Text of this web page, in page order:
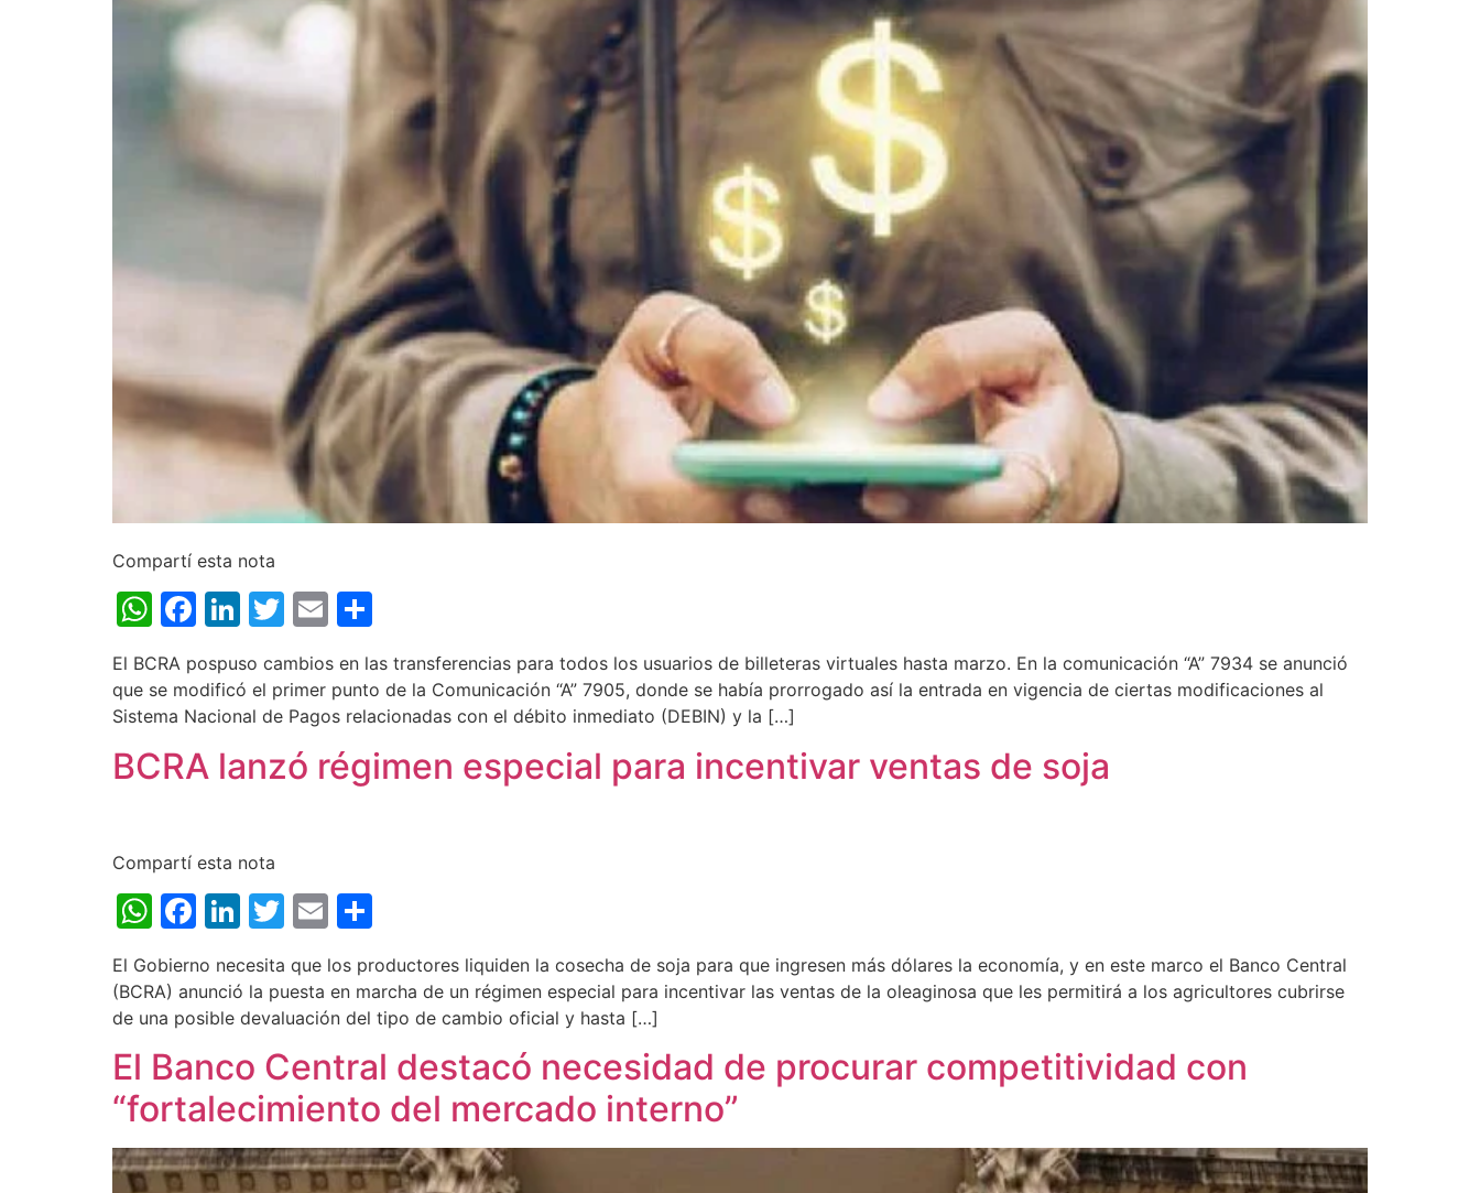
Compartí esta nota
WhatsApp
Facebook
LinkedIn
Twitter
Email
El BCRA pospuso cambios en las transferencias para todos los usuarios de billeteras virtuales hasta marzo. En la comunicación “A” 7934 se anunció
que se modificó el primer punto de la Comunicación “A” 7905, donde se había prorrogado así la entrada en vigencia de ciertas modificaciones al
Sistema Nacional de Pagos relacionadas con el débito inmediato (DEBIN) y la […]
BCRA lanzó régimen especial para incentivar ventas de soja
Compartí esta nota
WhatsApp
Facebook
LinkedIn
Twitter
Email
El Gobierno necesita que los productores liquiden la cosecha de soja para que ingresen más dólares la economía, y en este marco el Banco Central
(BCRA) anunció la puesta en marcha de un régimen especial para incentivar las ventas de la oleaginosa que les permitirá a los agricultores cubrirse
de una posible devaluación del tipo de cambio oficial y hasta […]
El Banco Central destacó necesidad de procurar competitividad con
“fortalecimiento del mercado interno”